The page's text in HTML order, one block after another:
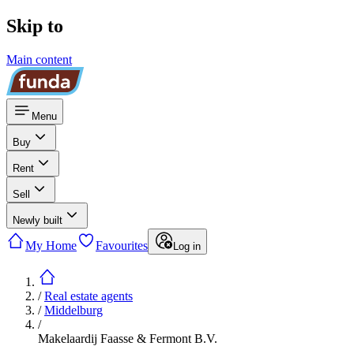
Skip to
Main content
Menu
Buy
Rent
Sell
Newly built
My Home Favourites Log in
/Real estate agents
/Middelburg
/
Makelaardij Faasse & Fermont B.V.